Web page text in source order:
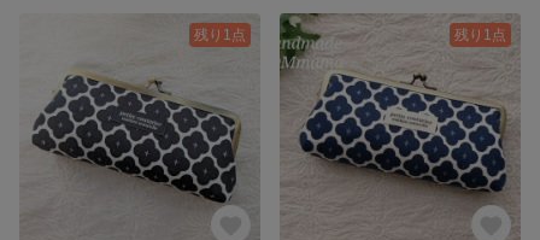
残り1点 残り1点